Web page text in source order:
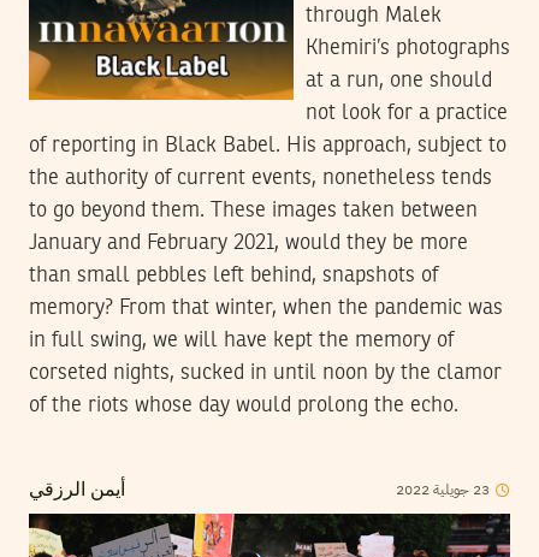
through Malek
Khemiri’s photographs
at a run, one should
not look for a practice
of reporting in Black Babel. His approach, subject to
the authority of current events, nonetheless tends
to go beyond them. These images taken between
January and February 2021, would they be more
than small pebbles left behind, snapshots of
memory? From that winter, when the pandemic was
in full swing, we will have kept the memory of
corseted nights, sucked in until noon by the clamor
of the riots whose day would prolong the echo.
أيمن الرزقي 23 جويلية2022